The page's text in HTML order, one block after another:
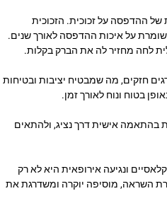
של ההדפסה על זכוכית. הזכוכית
על איכות ההדפסה לאורך שנים.
לחה מחזיר לה את הברק בקלות.
מתבצעת באמצעות 4–6 ברגים חזקים, מה שמבטיח יציבות ובטיחות
בטוח ונוח לאורך זמן.
בהתאמה אישית דרך נציג, ולהתאים
ונגיעה אירופאית היא לא רק
השראה, מוסיפה יוקרה ומשדרגת את